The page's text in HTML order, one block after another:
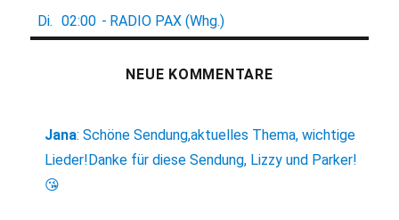
Di.
02:00 - RADIO PAX (Whg.)
NEUE KOMMENTARE
Jana:Schöne Sendung,aktuelles Thema, wichtige
Lieder!Danke für diese Sendung, Lizzy und Parker!
😘